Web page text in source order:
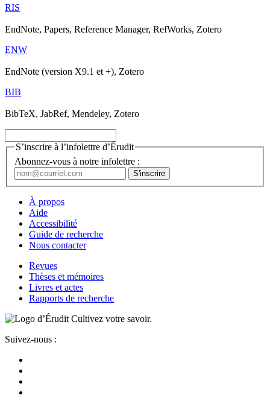
RIS
EndNote, Papers, Reference Manager, RefWorks, Zotero
ENW
EndNote (version X9.1 et +), Zotero
BIB
BibTeX, JabRef, Mendeley, Zotero
S’inscrire à l’infolettre d’Érudit
Abonnez-vous à notre infolettre :
À propos
Aide
Accessibilité
Guide de recherche
Nous contacter
Revues
Thèses et mémoires
Livres et actes
Rapports de recherche
Cultivez votre savoir.
Suivez-nous :